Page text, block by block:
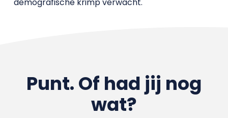
Punt. Of had jij nog
wat?